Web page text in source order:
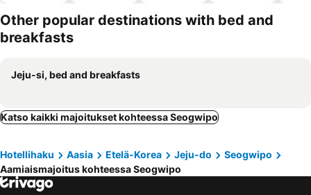
Other popular destinations with bed and
breakfasts
Jeju-si, bed and breakfasts
Katso kaikki majoitukset kohteessa Seogwipo
Hotellihaku Aasia Etelä-Korea Jeju-do
Seogwipo
Aamiaismajoitus kohteessa Seogwipo